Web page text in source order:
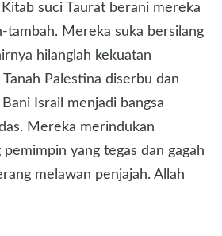
suci Taurat berani mereka
tambah. Mereka suka bersilang
hilanglah kekuatan
Palestina diserbu dan
Israil menjadi bangsa
Mereka merindukan
yang tegas dan gagah
melawan penjajah. Allah